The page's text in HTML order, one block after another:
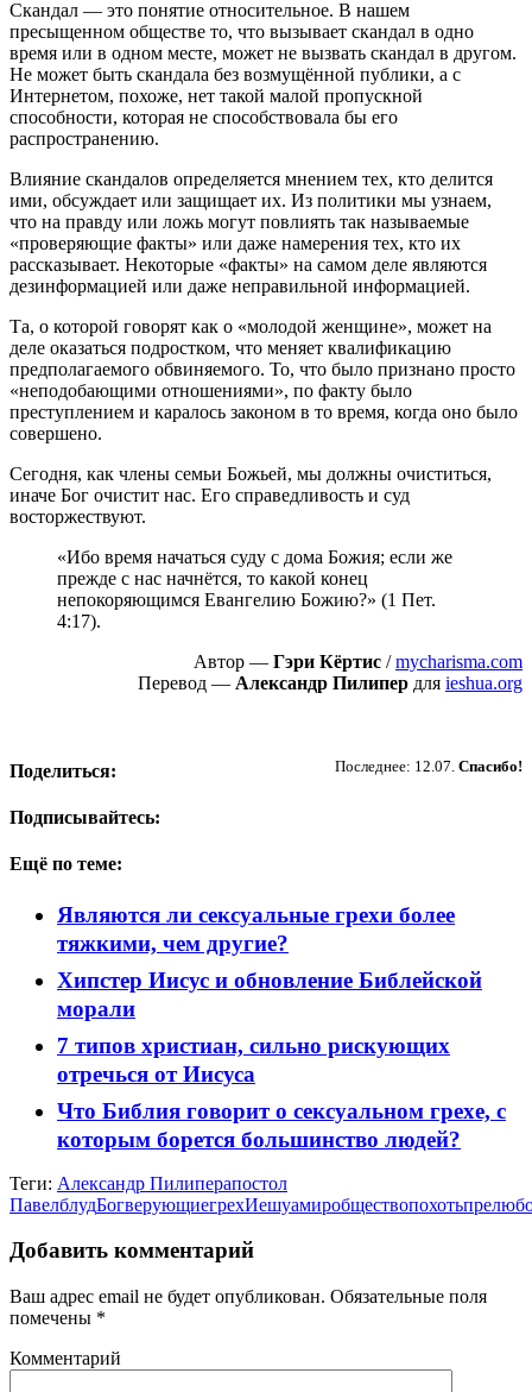
Скандал — это понятие относительное. В нашем
пресыщенном обществе то, что вызывает скандал в одно
время или в одном месте, может не вызвать скандал в другом.
Не может быть скандала без возмущённой публики, а с
Интернетом, похоже, нет такой малой пропускной
способности, которая не способствовала бы его
распространению.
Влияние скандалов определяется мнением тех, кто делится
ими, обсуждает или защищает их. Из политики мы узнаем,
что на правду или ложь могут повлиять так называемые
«проверяющие факты» или даже намерения тех, кто их
рассказывает. Некоторые «факты» на самом деле являются
дезинформацией или даже неправильной информацией.
Та, о которой говорят как о «молодой женщине», может на
деле оказаться подростком, что меняет квалификацию
предполагаемого обвиняемого. То, что было признано просто
«неподобающими отношениями», по факту было
преступлением и каралось законом в то время, когда оно было
совершено.
Сегодня, как члены семьи Божьей, мы должны очиститься,
иначе Бог очистит нас. Его справедливость и суд
восторжествуют.
«Ибо время начаться суду с дома Божия; если же
прежде с нас начнётся, то какой конец
непокоряющимся Евангелию Божию?» (1 Пет.
4:17).
Автор — Гэри Кёртис /mycharisma.com
Перевод — Александр Пилипер для ieshua.org
Последнее: 12.07. Спасибо!
Поделиться:
Подписывайтесь:
Ещё по теме:
Являются ли сексуальные грехи более
тяжкими, чем другие?
Хипстер Иисус и обновление Библейской
морали
7 типов христиан, сильно рискующих
отречься от Иисуса
Что Библия говорит о сексуальном грехе, с
которым борется большинство людей?
Теги: Александр Пилиперапостол
ПавелблудБогверующиегрехИешуамиробществопохоть
Добавить комментарий
Ваш адрес email не будет опубликован. Обязательные поля
помечены *
Комментарий